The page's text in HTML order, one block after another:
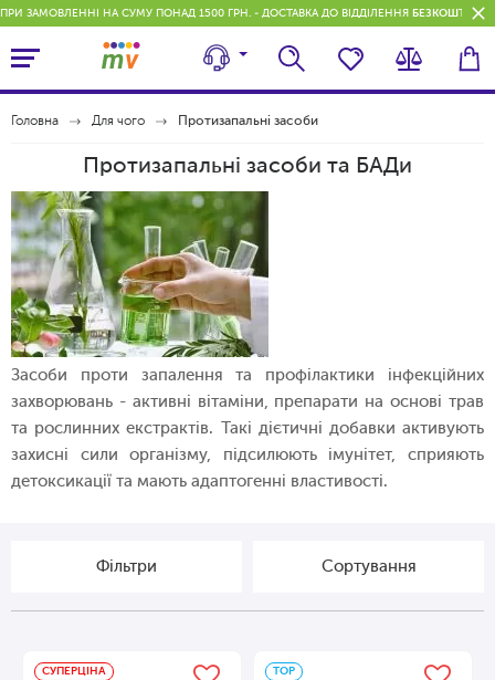
ПРИ ЗАМОВЛЕННІ НА СУМУ ПОНАД 1500 ГРН. - ДОСТАВКА ДО ВІДДІЛЕННЯ
Головна Для чого Протизапальні засоби
Протизапальні засоби та БАДи
Засоби проти запалення та профілактики інфекційних
захворювань - активні вітаміни, препарати на основі трав
та рослинних екстрактів. Такі дієтичні добавки активують
захисні сили організму, підсилюють імунітет, сприяють
детоксикації та мають адаптогенні властивості.
Фільтри Сортування
СУПЕРЦІНА ТОP